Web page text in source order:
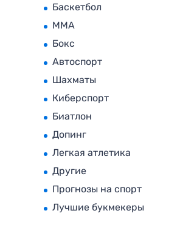
Баскетбол
MMA
Бокс
Автоспорт
Шахматы
Киберспорт
Биатлон
Допинг
Легкая атлетика
Другие
Прогнозы на спорт
Лучшие букмекеры